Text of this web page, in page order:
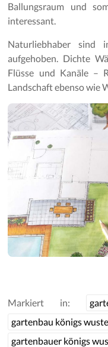
Ballungsraum und
interessant.
Naturliebhaber
aufgehoben. Dichte
Flüsse und Kanäle –
Landschaft ebenso wie
Markiert in:
gartenbau königs
gartenbauer königs